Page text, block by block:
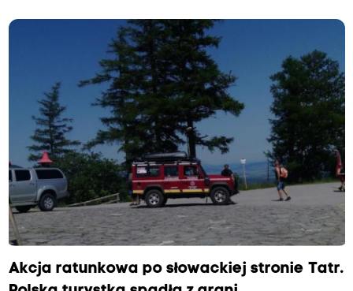
Akcja ratunkowa po słowackiej stronie Tatr.